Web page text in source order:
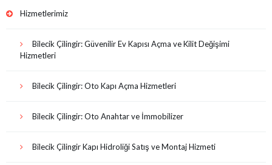
Hizmetlerimiz
Bilecik Çilingir: Güvenilir Ev Kapısı Açma ve Kilit Değişimi
Hizmetleri
Bilecik Çilingir: Oto Kapı Açma Hizmetleri
Bilecik Çilingir: Oto Anahtar ve İmmobilizer
Bilecik Çilingir Kapı Hidroliği Satış ve Montaj Hizmeti